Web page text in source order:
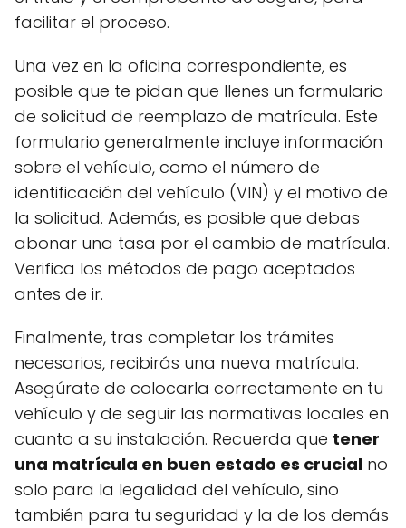
facilitar el proceso.
Una vez en la oficina correspondiente, es
posible que te pidan que llenes un formulario
de solicitud de reemplazo de matrícula. Este
formulario generalmente incluye información
sobre el vehículo, como el número de
identificación del vehículo (VIN) y el motivo de
la solicitud. Además, es posible que debas
abonar una tasa por el cambio de matrícula.
Verifica los métodos de pago aceptados
antes de ir.
Finalmente, tras completar los trámites
necesarios, recibirás una nueva matrícula.
Asegúrate de colocarla correctamente en tu
vehículo y de seguir las normativas locales en
cuanto a su instalación. Recuerda que tener
una matrícula en buen estado es crucial no
solo para la legalidad del vehículo, sino
también para tu seguridad y la de los demás